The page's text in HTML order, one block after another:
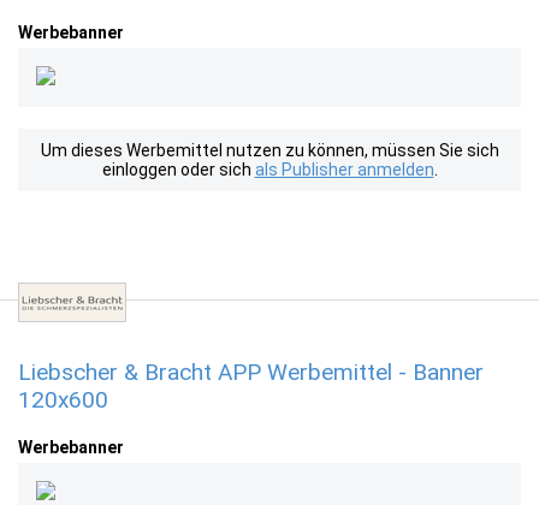
Werbebanner
Um dieses Werbemittel nutzen zu können, müssen Sie sich
einloggen oder sich als Publisher anmelden
Liebscher & Bracht APP Werbemittel - Banner
120x600
Werbebanner